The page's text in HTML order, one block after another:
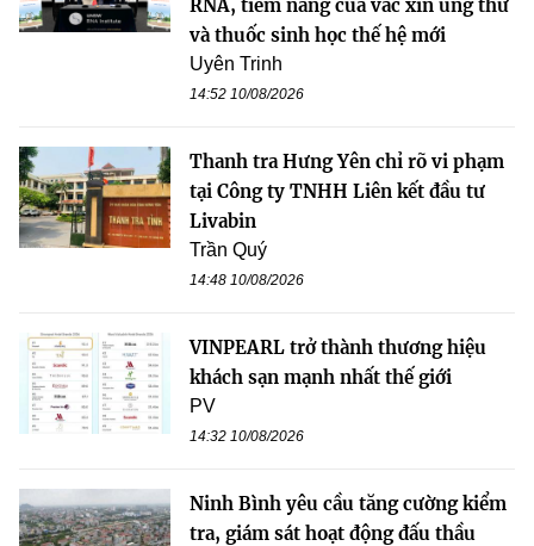
RNA, tiềm năng của vắc xin ung thư
và thuốc sinh học thế hệ mới
Uyên Trinh
14:52 10/08/2026
Thanh tra Hưng Yên chỉ rõ vi phạm
tại Công ty TNHH Liên kết đầu tư
Livabin
Trần Quý
14:48 10/08/2026
VINPEARL trở thành thương hiệu
khách sạn mạnh nhất thế giới
PV
14:32 10/08/2026
Ninh Bình yêu cầu tăng cường kiểm
tra, giám sát hoạt động đấu thầu